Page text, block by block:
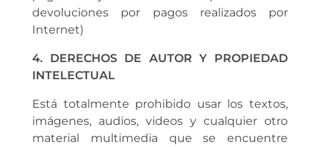
devoluciones por pagos realizados por
Internet)
4. DERECHOS DE AUTOR Y PROPIEDAD
INTELECTUAL
Está totalmente prohibido usar los textos,
imágenes, audios, videos y cualquier otro
material multimedia que se encuentre